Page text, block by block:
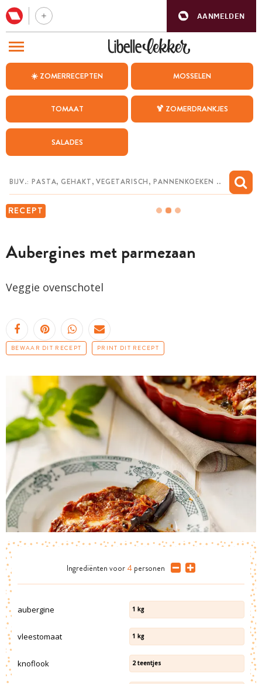
AANMELDEN
☀️ ZOMERRECEPTEN MOSSELEN
TOMAAT 🍹 ZOMERDRANKJES
SALADES
RECEPT
Aubergines met parmezaan
Veggie ovenschotel
BEWAAR DIT RECEPT PRINT DIT RECEPT
Ingrediënten voor 4 personen
aubergine 1 kg
vleestomaat 1 kg
knoflook 2 teentjes
BEZOEK ONZE ANDERE WEBSITES
WEEKMENU
CHAT MET MAIA
MIJN BEWAARDE RECEPTEN